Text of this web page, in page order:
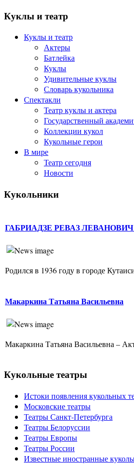
Куклы и театр
Куклы и театр
Актеры
Батлейка
Куклы
Удивительные куклы
Словарь кукольника
Спектакли
Театр куклы и актера
Государственный
Коллекции кукол
Кукольные герои
В мире
Театр сегодня
Новости
Кукольники
ГАБРИАДЗЕ РЕВАЗ ЛЕВАНОВИЧ
Родился в 1936 году в городе
Макаркина Татьяна Васильевна
Макаркина Татьяна Васильевна –
Кукольные театры
Истоки появления кукольных
Московские театры
Театры Санкт-Петербурга
Театры Белоруссии
Театры Европы
Театры России
Известные иностранные